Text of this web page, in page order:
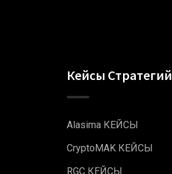
Кейсы Стратегий
Alasima КЕЙСЫ
CryptoMAK КЕЙСЫ
RGC КЕЙСЫ